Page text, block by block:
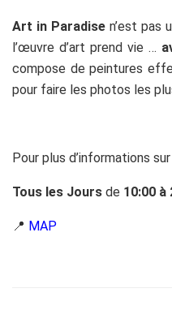
Art in Paradisen’est pas
l’œuvre d’art prend vie …
compose de peintures
pour faire les photos les
Pour plus d’informations sur
Tous les Jours de 10:00 à
📍 MAP